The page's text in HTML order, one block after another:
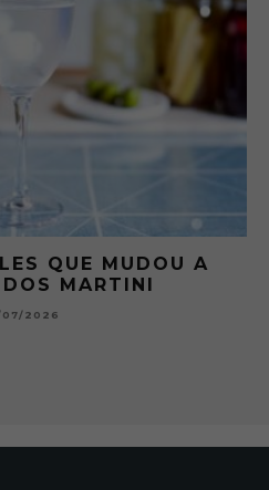
QUE MUDOU A
MARTINI
07/2026